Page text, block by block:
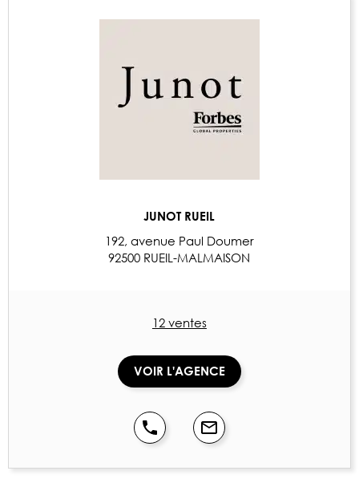
JUNOT RUEIL
192, avenue Paul Doumer
92500 RUEIL-MALMAISON
12 ventes
VOIR L'AGENCE